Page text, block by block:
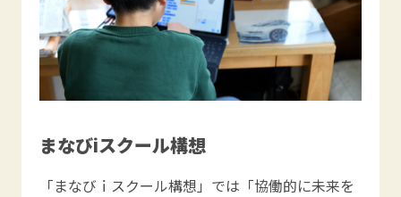
まなびiスクール構想
「まなびｉスクール構想」では「協働的に未来を